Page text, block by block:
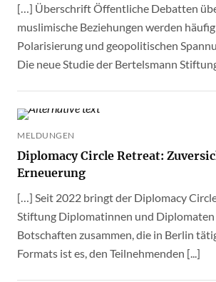
[…] Überschrift Öffentliche Debatten
muslimische Beziehungen werden
Polarisierung und geopolitischen
Die neue Studie der Bertelsmann
MELDUNGEN
Diplomacy Circle Retreat:
Erneuerung
[…] Seit 2022 bringt der Diplomacy
Stiftung Diplomatinnen und Diplomaten
Botschaften zusammen, die in Berlin
Formats ist es, den Teilnehmenden [...]